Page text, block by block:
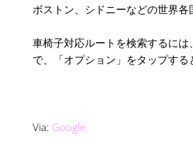
ボストン、シドニーなどの世界各
車椅子対応ルートを検索するに
で、「オプション」をタップする
Via: Google